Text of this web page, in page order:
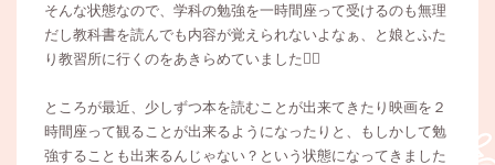
そんな状態なので、学科の勉強を一時間座って受けるのも無理
だし教科書を読んでも内容が覚えられないよなぁ、と娘とふた
り教習所に行くのをあきらめていました😮‍💨
ところが最近、少しずつ本を読むことが出来てきたり映画を２
時間座って観ることが出来るようになったりと、もしかして勉
強することも出来るんじゃない？という状態になってきました